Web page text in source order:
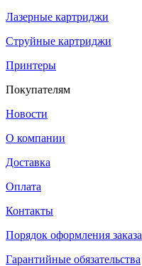
Лазерные картриджи
Струйные картриджи
Принтеры
Покупателям
Новости
О компании
Доставка
Оплата
Контакты
Порядок оформления заказа
Гарантийные обязательства